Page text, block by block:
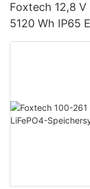
Foxtech 12,8 V
5120 Wh IP65
Heimsysteme